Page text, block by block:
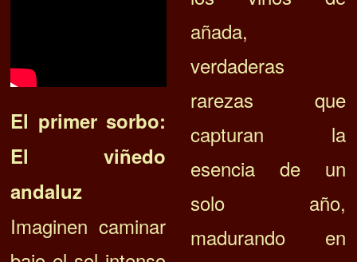
El primer sorbo:
El viñedo
andaluz
Imaginen caminar
añada,
verdaderas
rarezas que
capturan la
esencia de un
solo año,
madurando en